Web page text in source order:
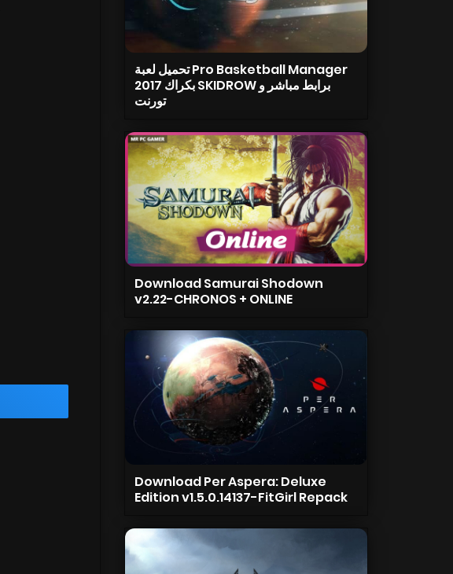
تحميل لعبة Pro Basketball Manager
2017 بكراك SKIDROW برابط مباشر و
تورنت
Download Samurai Shodown
v2.22-CHRONOS + ONLINE
Download Per Aspera: Deluxe
Edition v1.5.0.14137-FitGirl Repack